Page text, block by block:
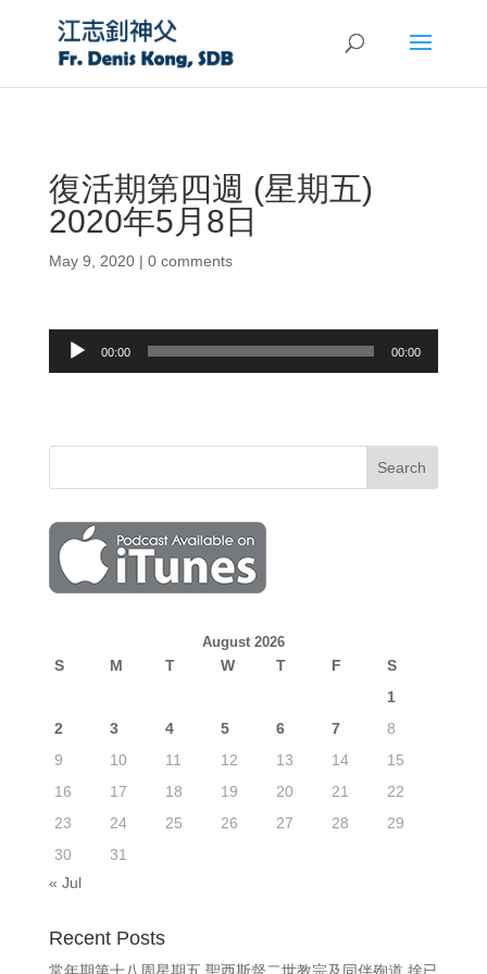
復活期第四週 (星期五)
2020年5月8日
May 9, 2020| 0 comments
Audio
00:00 00:00
August 2026
S M T W T F
S
1
2
3 4 5 6 7
8
9
10 11 12 13 14
15
16
17 18 19 20 21
22
23
24 25 26 27 28
29
30
31
« Jul
Recent Posts